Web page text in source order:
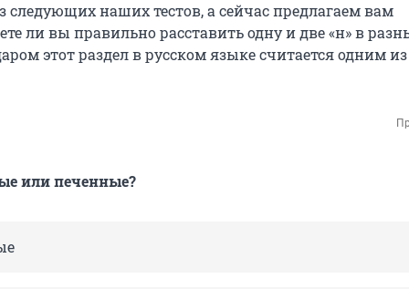
следующих наших тестов, а сейчас предлагаем вам
ли вы правильно расставить одну и две «н» в
этот раздел в русском языке считается одним
или печенные?